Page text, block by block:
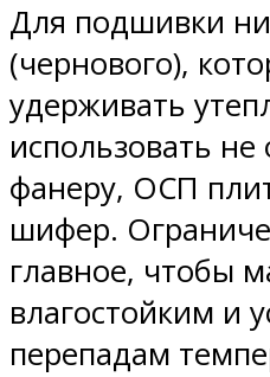
Для подшивки
(чернового),
удерживать
использовать
фанеру, ОСП
шифер.
главное, чтобы
влагостойким и
перепадам